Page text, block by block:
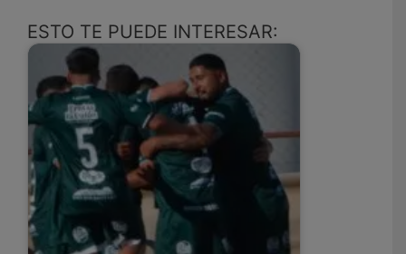
ESTO TE PUEDE INTERESAR: